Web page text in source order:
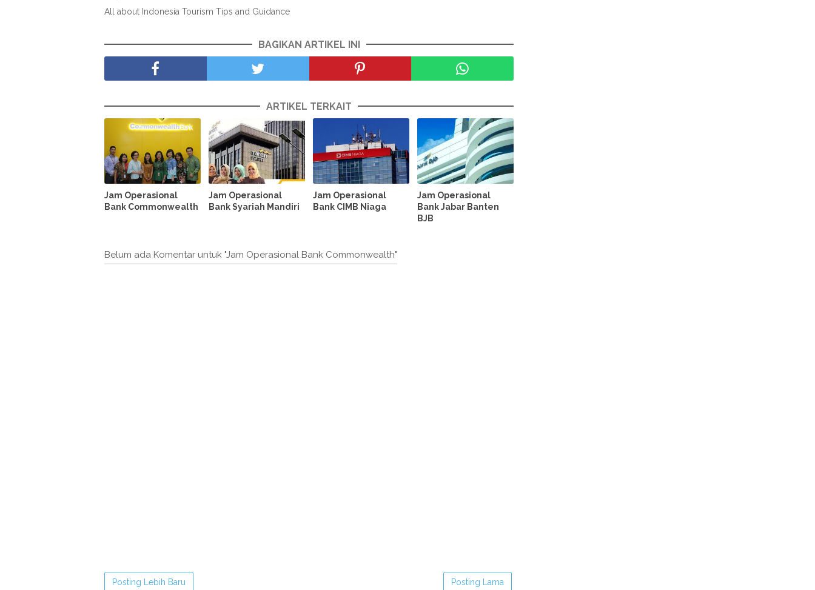
All about Indonesia Tourism Tips and Guidance
BAGIKAN ARTIKEL INI
ARTIKEL TERKAIT
Jam Operasional
Bank Commonwealth
Jam Operasional
Bank Syariah Mandiri
Jam Operasional
Bank CIMB Niaga
Jam Operasional
Bank Jabar Banten
BJB
Belum ada Komentar untuk "Jam Operasional Bank Commonwealth"
Posting Lebih Baru Posting Lama